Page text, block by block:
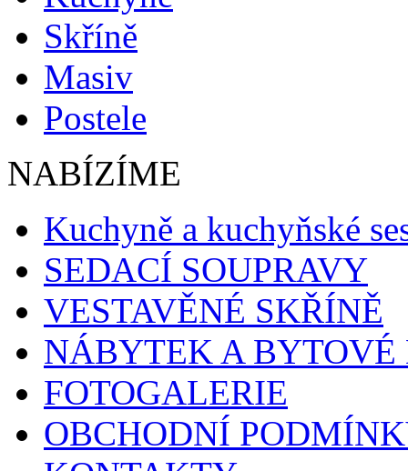
Skříně
Masiv
Postele
NABÍZÍME
Kuchyně a kuchyňské
SEDACÍ SOUPRAVY
VESTAVĚNÉ SKŘÍNĚ
NÁBYTEK A BYTOVÉ
FOTOGALERIE
OBCHODNÍ